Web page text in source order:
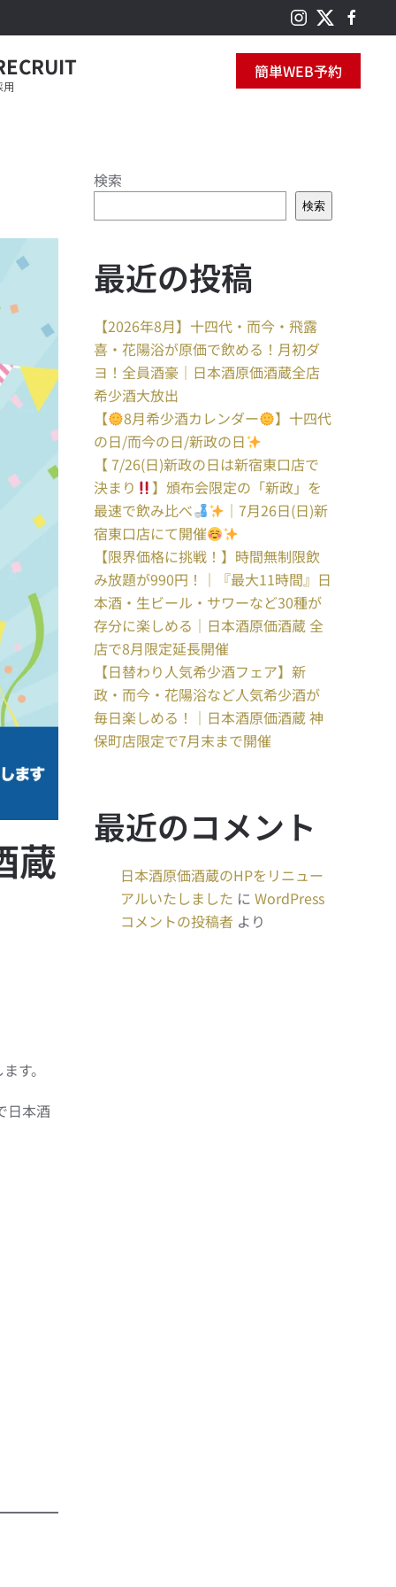
用
簡単WEB予約
蔵
す。
日本酒
検索
検索
最近の投稿
【2026年8月】十四代・而今・飛露
喜・花陽浴が原価で飲める！月初ダ
ヨ！全員酒豪｜日本酒原価酒蔵全店
希少酒大放出
【
8月希少酒カレンダー
】十四代
の日/而今の日/新政の日
【 7/26(日)新政の日は新宿東口店で
決まり
】頒布会限定の「新政」を
最速で飲み比べ
｜7月26日(日)新
宿東口店にて開催
【限界価格に挑戦！】時間無制限飲
み放題が990円！｜『最大11時間』日
本酒・生ビール・サワーなど30種が
存分に楽しめる｜日本酒原価酒蔵 全
店で8月限定延長開催
【日替わり人気希少酒フェア】新
政・而今・花陽浴など人気希少酒が
毎日楽しめる！｜日本酒原価酒蔵 神
保町店限定で7月末まで開催
最近のコメント
日本酒原価酒蔵のHPをリニュー
アルいたしました に WordPress
コメントの投稿者 より